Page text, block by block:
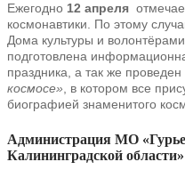
Ежегодно 12 апреля
космонавтики. По этому
Дома культуры и
подготовлена
праздника, а так же проведен
космосе», в котором все
биографией знаменитого
Администрация МО
Калининградской области»